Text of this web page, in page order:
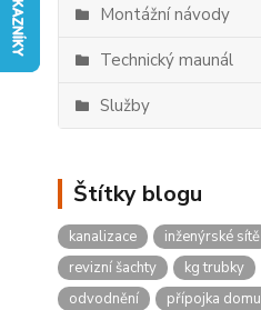
Montážní návody
Technický maunál
Služby
Štítky blogu
kanalizace
inženýrské sítě
revizní šachty
kg trubky
odvodnění
přípojka domu